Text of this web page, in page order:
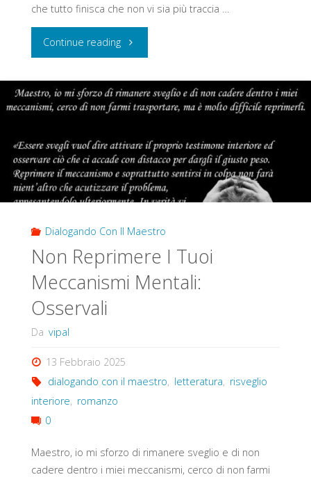
che tutto finisca che non vi sia più traccia …
Continue reading"Il
Dialogando Con Il Maestro
Non Reprimere I Tuoi
Meccanismi Mentali:
Osservali
Da vipal
13 Febbraio 2025
dialogando con il maestro, letteratura, risveglio
interiore, romanzo
0
Maestro, io mi sforzo di rimanere sveglio e di non
cadere dentro i miei meccanismi, cerco di non farmi